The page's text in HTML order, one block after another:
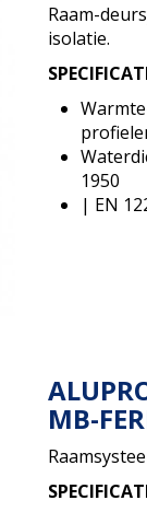
Raam-
isolatie.
1950
| EN
MB-